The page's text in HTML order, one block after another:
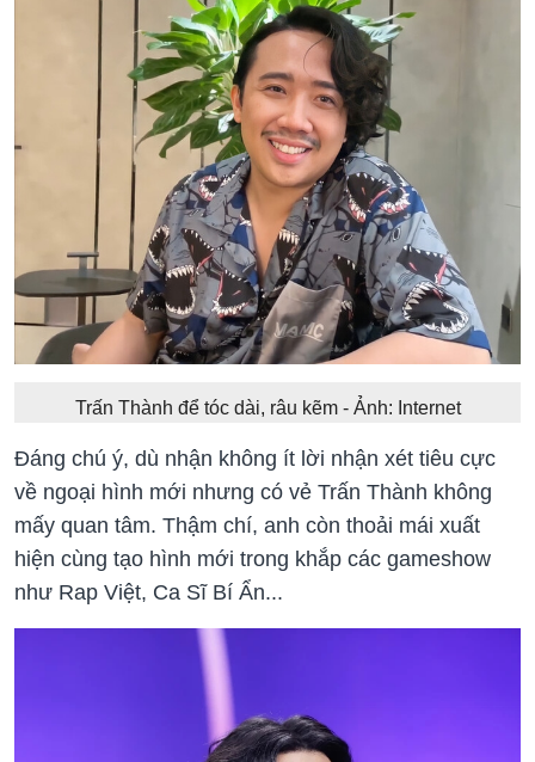
Trấn Thành để tóc dài, râu kẽm - Ảnh: Internet
Đáng chú ý, dù nhận không ít lời nhận xét tiêu cực
về ngoại hình mới nhưng có vẻ Trấn Thành không
mấy quan tâm. Thậm chí, anh còn thoải mái xuất
hiện cùng tạo hình mới trong khắp các gameshow
như Rap Việt, Ca Sĩ Bí Ẩn...